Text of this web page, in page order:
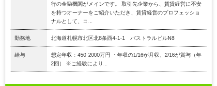
行の金融機関がメインです。 取引先企業から、賃貸経営に不安
を持つオーナーをご紹介いただき、賃貸経営のプロフェッショ
ナルとして、コ...
勤務地 北海道札幌市北区北8条西4-1-1 パストラルビルN8
給与
想定年収：450-2000万円 ・年収の1/16が月収、2/16が賞与（年
2回） ※ご経験により...